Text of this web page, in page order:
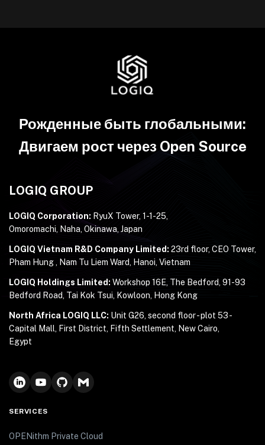
Рожденные быть глобальными:
Двигаем рост через Open Source
LOGIQ GROUP
LOGIQ Corporation: RyuX Tower, 1-1-25,
Omoromachi, Naha, Okinawa, Japan
LOGIQ Vietnam R&D Company Limited: 23rd floor, CEO Tower,
Pham Hung , Nam Tu Liem Ward, Hanoi, Vietnam
LOGIQ Holdings Limited: Workshop 16E, The Bedford, 91-93
Bedford Road, Tai Kok Tsui, Kowloon, Hong Kong
North Africa LOGIQ LLC: Unit G26, second floor - plot 53 -
Capital Mall, First District, Fifth Settlement, New Cairo,
Egypt
SERVICES
OPENithm Private Cloud